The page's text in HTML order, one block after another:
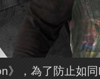
，為了防止如